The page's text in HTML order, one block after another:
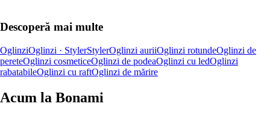
Descoperă mai multe
OglinziOglinzi · StylerStylerOglinzi auriiOglinzi rotundeOglinzi de
pereteOglinzi cosmeticeOglinzi de podeaOglinzi cu ledOglinzi
rabatabileOglinzi cu raftOglinzi de mărire
Acum la Bonami